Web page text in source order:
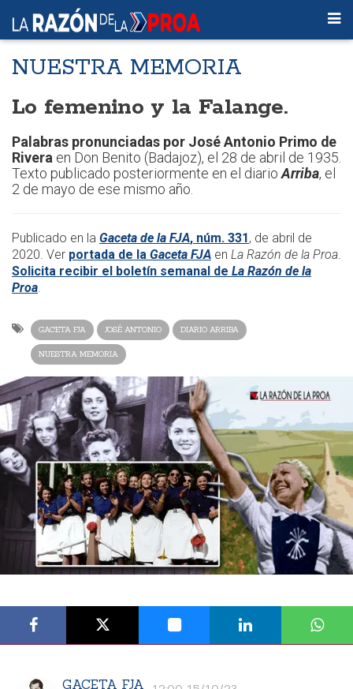
NUESTRA MEMORIA
Lo femenino y la Falange.
Palabras pronunciadas por José Antonio Primo de
Rivera en Don Benito (Badajoz), el 28 de abril de 1935.
Texto publicado posteriormente en el diarioArriba, el
2 de mayo de ese mismo año.
Publicado en la Gaceta de la FJA, núm. 331, de abril de
2020. Ver portada de la Gaceta FJA en La Razón de la Proa.
Solicita recibir el boletín semanal de La Razón de la
Proa.​
GACETA FJA JOSÉ ANTONIO DIARIO ARRIBA
NUESTRA MEMORIA
GACETA FJA